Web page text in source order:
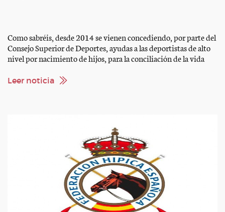
Como sabréis, desde 2014 se vienen concediendo, por parte del
Consejo Superior de Deportes, ayudas a las deportistas de alto
nivel por nacimiento de hijos, para la conciliación de la vida
de tres años, y formación académica reglada, asi como a las
Leer noticia